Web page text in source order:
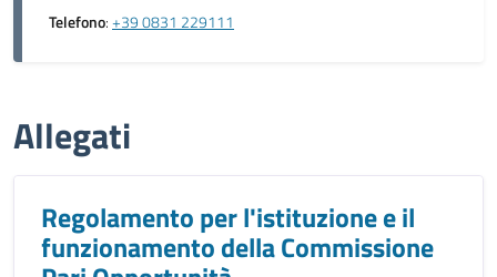
Telefono:+39 0831 229111
Allegati
Regolamento per l'istituzione e il
funzionamento della Commissione